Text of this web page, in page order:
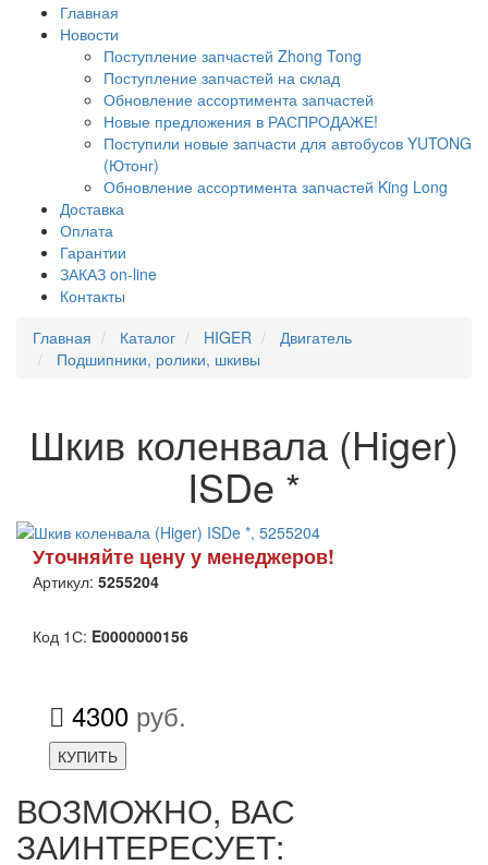
Главная
Новости
Поступление запчастей Zhong Tong
Поступление запчастей на склад
Обновление ассортимента запчастей
Новые предложения в РАСПРОДАЖЕ!
Поступили новые запчасти для автобусов YUTONG
(Ютонг)
Обновление ассортимента запчастей King Long
Доставка
Оплата
Гарантии
ЗАКАЗ on-line
Контакты
Главная
Каталог HIGER
Двигатель
Подшипники, ролики, шкивы
Шкив коленвала (Higer)
ISDe *
Уточняйте цену у менеджеров!
Артикул: 5255204
Код 1С: E0000000156
4300 руб.
КУПИТЬ
ВОЗМОЖНО, ВАС
ЗАИНТЕРЕСУЕТ: